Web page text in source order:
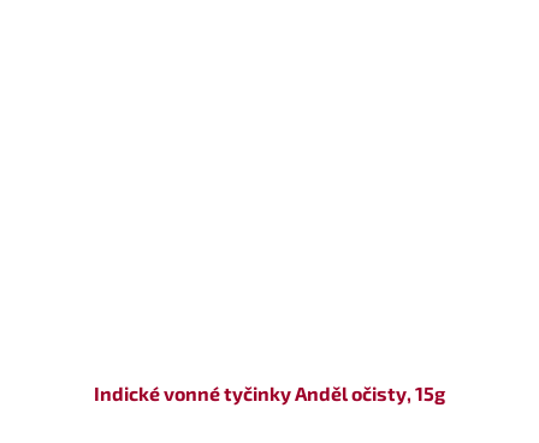
Indické vonné tyčinky Anděl očisty, 15g